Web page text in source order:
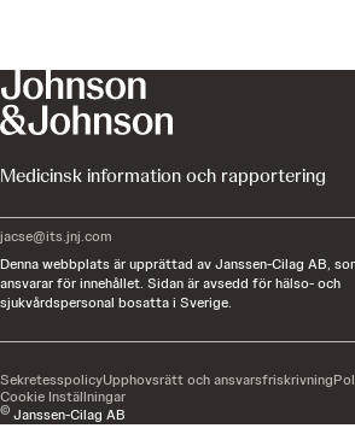
Medicinsk information och rapportering
jacse@its.jnj.com
Denna webbplats är upprättad av Janssen-Cilag AB,
ansvarar för innehållet. Sidan är avsedd för hälso- och
sjukvårdspersonal bosatta i Sverige.
© Janssen-Cilag AB
SekretesspolicyUpphovsrätt och ansvarsfriskrivning
Cookie Inställningar